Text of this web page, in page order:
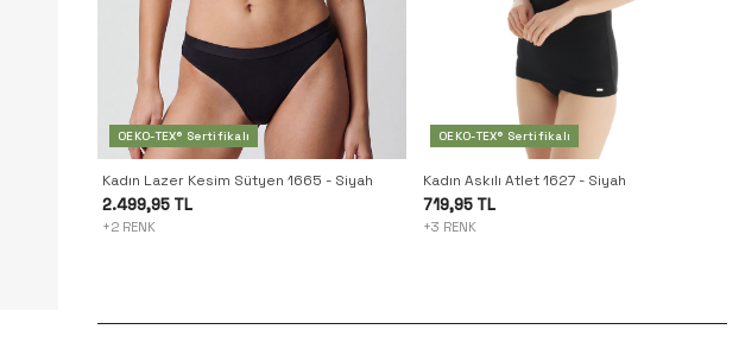
OEKO-TEX® Sertifikalı
Kadın Lazer Kesim Sütyen 1665 - Siyah
2.499,95 TL
+2 RENK
OEKO-TEX® Sertifikalı
Kadın Askılı Atlet 1627 - Siyah
719,95 TL
+3 RENK